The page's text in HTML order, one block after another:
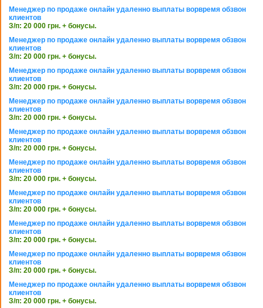
Менеджер по продаже онлайн удаленно выплаты ворвремя обзвон
клиентов
З/п: 20 000 грн. + бонусы.
Менеджер по продаже онлайн удаленно выплаты ворвремя обзвон
клиентов
З/п: 20 000 грн. + бонусы.
Менеджер по продаже онлайн удаленно выплаты ворвремя обзвон
клиентов
З/п: 20 000 грн. + бонусы.
Менеджер по продаже онлайн удаленно выплаты ворвремя обзвон
клиентов
З/п: 20 000 грн. + бонусы.
Менеджер по продаже онлайн удаленно выплаты ворвремя обзвон
клиентов
З/п: 20 000 грн. + бонусы.
Менеджер по продаже онлайн удаленно выплаты ворвремя обзвон
клиентов
З/п: 20 000 грн. + бонусы.
Менеджер по продаже онлайн удаленно выплаты ворвремя обзвон
клиентов
З/п: 20 000 грн. + бонусы.
Менеджер по продаже онлайн удаленно выплаты ворвремя обзвон
клиентов
З/п: 20 000 грн. + бонусы.
Менеджер по продаже онлайн удаленно выплаты ворвремя обзвон
клиентов
З/п: 20 000 грн. + бонусы.
Менеджер по продаже онлайн удаленно выплаты ворвремя обзвон
клиентов
З/п: 20 000 грн. + бонусы.